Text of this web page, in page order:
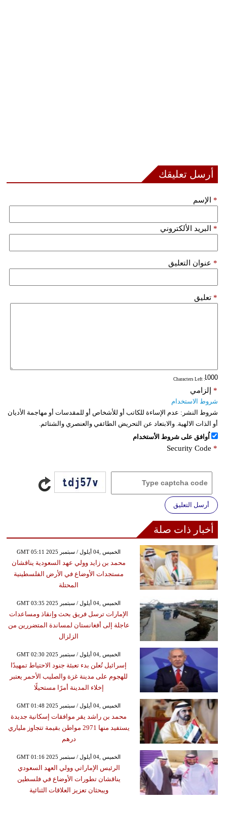
أرسل تعليقك
الإسم *
البريد الألكتروني *
عنوان التعليق *
تعليق *
: Characters Left
إلزامي *
شروط الاستخدام
شروط النشر: عدم الإساءة للكاتب أو للأشخاص أو للمقدسات أو مهاجمة الأديان
أو الذات الالهية. والابتعاد عن التحريض الطائفي والعنصري والشتائم.
اُوافق على شروط الأستخدام
Security Code *
أرسل التعليق
أخبار ذات صلة
GMT 05:11 2025 الخميس ,04 أيلول / سبتمبر
محمد بن زايد وولي عهد السعودية يناقشان
مستجدات الأوضاع في الأرض الفلسطينية
المحتلة
GMT 03:35 2025 الخميس ,04 أيلول / سبتمبر
الإمارات ترسل فريق بحث وإنقاذ ومساعدات
عاجلة إلى أفغانستان لمساندة المتضررين من
الزلزال
GMT 02:30 2025 الخميس ,04 أيلول / سبتمبر
إسرائيل تُعلن بدء تعبئة جنود الاحتياط تمهيدًا
للهجوم على مدينة غزة والصليب الأحمر يعتبر
إخلاء المدينة أمرًا مستحيلًا
GMT 01:48 2025 الخميس ,04 أيلول / سبتمبر
محمد بن راشد يقر موافقات إسكانية جديدة
يستفيد منها 2971 مواطن بقيمة تتجاوز ملياري
درهم
GMT 01:16 2025 الخميس ,04 أيلول / سبتمبر
الرئيس الإماراتي وولي العهد السعودي
يناقشان تطورات الأوضاع في فلسطين
ويبحثان تعزيز العلاقات الثنائية